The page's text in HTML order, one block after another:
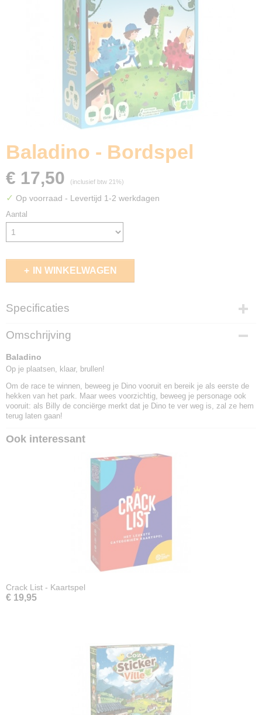
Baladino - Bordspel
€ 17,50 (inclusief btw 21%)
✓ Op voorraad - Levertijd 1-2 werkdagen
Aantal
IN WINKELWAGEN
Specificaties
EAN code
3770035333042
Omschrijving
Baladino
Op je plaatsen, klaar, brullen!
Om de race te winnen, beweeg je Dino vooruit en bereik je als eerste de
hekken van het park. Maar wees voorzichtig, beweeg je personage ook
vooruit: als Billy de conciërge merkt dat je Dino te ver weg is, zal ze hem
terug laten gaan!
Ook interessant
Crack List - Kaartspel
€ 19,95